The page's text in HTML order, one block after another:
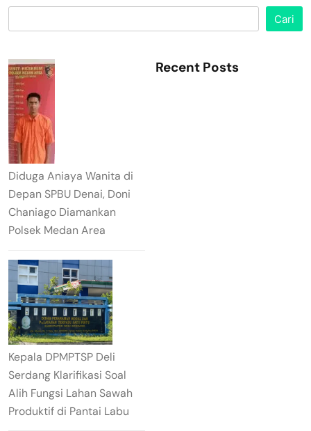
Cari
Diduga Aniaya Wanita di
Depan SPBU Denai, Doni
Chaniago Diamankan
Polsek Medan Area
Kepala DPMPTSP Deli
Serdang Klarifikasi Soal
Alih Fungsi Lahan Sawah
Produktif di Pantai Labu
Recent Posts